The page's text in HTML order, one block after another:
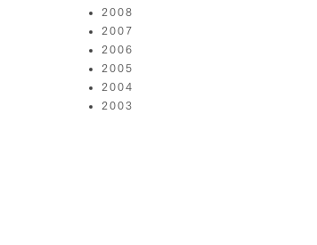
2008
2007
2006
2005
2004
2003